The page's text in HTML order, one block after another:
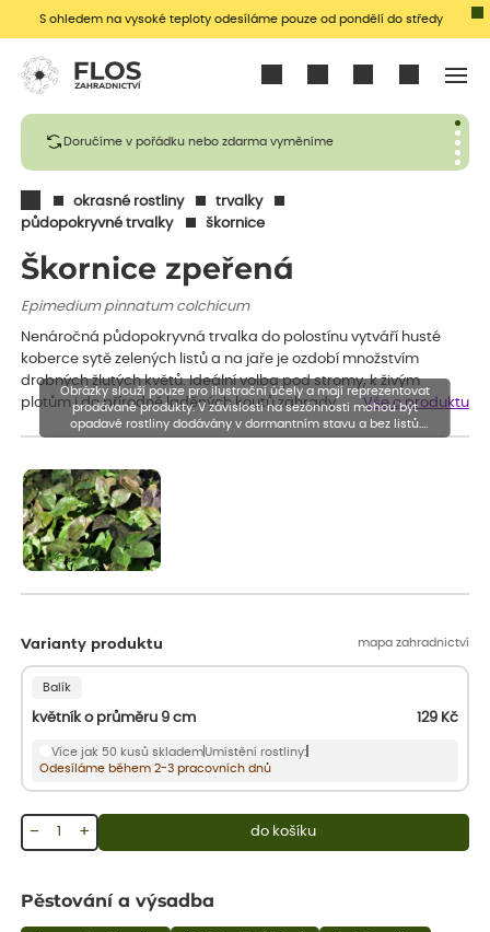
S ohledem na vysoké teploty odesíláme pouze od pondělí do středy
Doručíme v pořádku nebo zdarma vyměníme
okrasné rostliny
trvalky
půdopokryvné trvalky
škornice
Škornice zpeřená
Epimedium pinnatum colchicum
Nenáročná půdopokryvná trvalka do polostínu vytváří husté
koberce sytě zelených listů a na jaře je ozdobí množstvím
drobných žlutých květů. Ideální volba pod stromy, k živým
plotům i do přírodně laděných koutů zahrady.
Vše o produktu
Varianty produktu mapa zahradnictví
Balík
květník o průměru 9 cm 129 Kč
Více jak 50 kusů sklademUmístění rostliny:
Odesíláme během 2-3 pracovních dnů
+
− do košíku
Obrázky slouží pouze pro ilustrační účely a mají reprezentovat
prodávané produkty. V závislosti na sezónnosti mohou být
opadavé rostliny dodávány v dormantním stavu a bez listů.
Rostliny mohou být také sestřiženy níže, než je uvedená výška,
Pěstování a výsadba